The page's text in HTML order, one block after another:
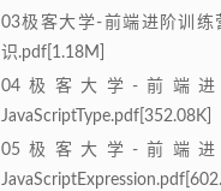
03极客大学-前端进阶训练
识.pdf[1.18M]
04极客大学-前端
JavaScriptType.pdf[352.08K]
05极客大学-前端